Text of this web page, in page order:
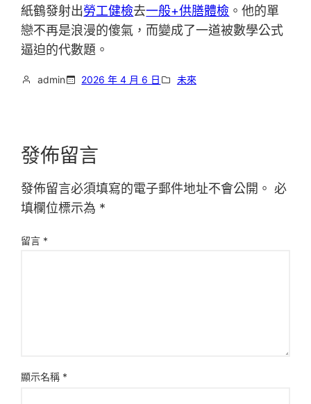
紙鶴發射出勞工健檢去一般+供膳體檢 。他的單
戀不再是浪漫的傻氣，而變成了一道被數學公式
逼迫的代數題。
admin 2026 年 4 月 6 日 未來
發佈留言
發佈留言必須填寫的電子郵件地址不會公開。 必
填欄位標示為 *
留言 *
顯示名稱 *